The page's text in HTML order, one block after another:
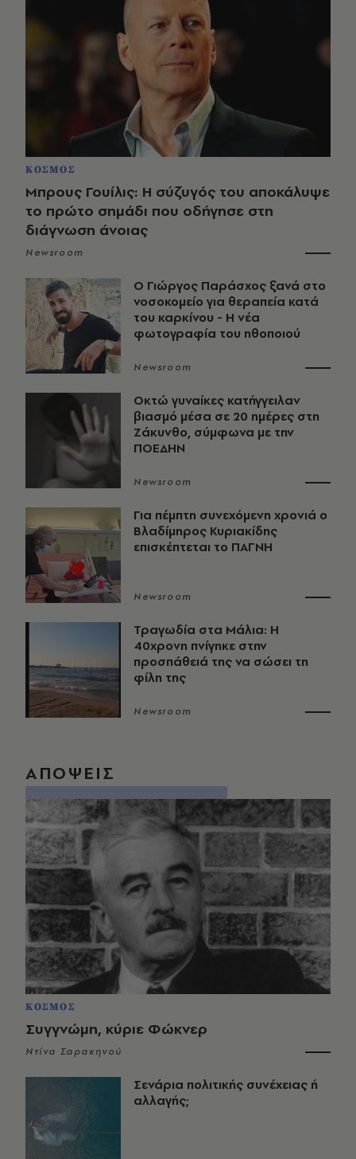
ΚΟΣΜΟΣ
Μπρους Γουίλις: Η σύζυγός του αποκάλυψε
το πρώτο σημάδι που οδήγησε στη
διάγνωση άνοιας
Newsroom
O Γιώργος Παράσχος ξανά στο
νοσοκομείο για θεραπεία κατά
του καρκίνου - Η νέα
φωτογραφία του ηθοποιού
Newsroom
Οκτώ γυναίκες κατήγγειλαν
βιασμό μέσα σε 20 ημέρες στη
Ζάκυνθο, σύμφωνα με την
ΠΟΕΔΗΝ
Newsroom
Για πέμπτη συνεχόμενη χρονιά ο
Βλαδίμηρος Κυριακίδης
επισκέπτεται το ΠΑΓΝΗ
Newsroom
Τραγωδία στα Μάλια: Η
40χρονη πνίγηκε στην
προσπάθειά της να σώσει τη
φίλη της
Newsroom
ΑΠΟΨΕΙΣ
ΚΟΣΜΟΣ
Συγγνώμη, κύριε Φώκνερ
Ντίνα Σαρακηνού
Σενάρια πολιτικής συνέχειας ή
αλλαγής;